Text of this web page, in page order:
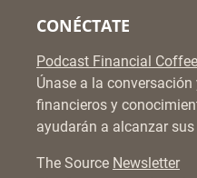
CONÉCTATE
Podcast Financial
Únase a la
financieros y
ayudarán a alcanzar
The Source Newsletter